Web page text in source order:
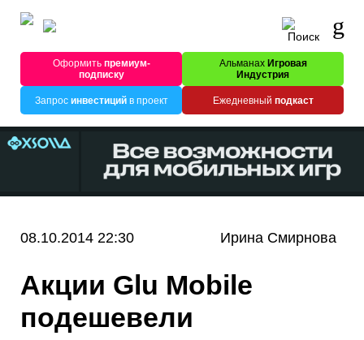
Оформитьпремиум-
подписку
Альманах Игровая
Индустрия
Запрос инвестицийв проект Ежедневный подкаст
08.10.2014 22:30 Ирина Смирнова
Акции Glu Mobile
подешевели